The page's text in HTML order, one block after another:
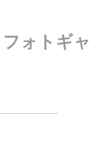
ォトギャ